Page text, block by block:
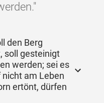
den Berg
soll gesteinigt
werden; sei es
am Leben
ertönt, dürfen